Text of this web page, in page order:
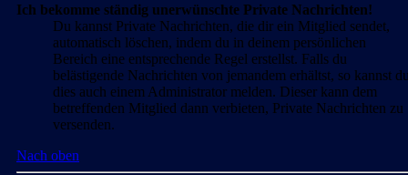
Ich bekomme ständig unerwünschte Private Nachrichten!
Du kannst Private Nachrichten, die dir ein Mitglied sendet,
automatisch löschen, indem du in deinem persönlichen
Bereich eine entsprechende Regel erstellst. Falls du
belästigende Nachrichten von jemandem erhältst, so kannst
dies auch einem Administrator melden. Dieser kann dem
betreffenden Mitglied dann verbieten, Private Nachrichten zu
versenden.
Nach oben